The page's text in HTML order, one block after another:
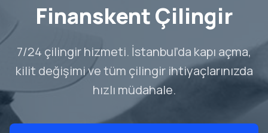
Finanskent Çilingir
7/24 çilingir hizmeti. İstanbul’da kapı açma,
kilit değişimi ve tüm çilingir ihtiyaçlarınızda
hızlı müdahale.